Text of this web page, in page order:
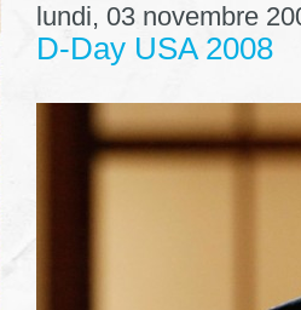
lundi, 03 novembre
D-Day USA 2008